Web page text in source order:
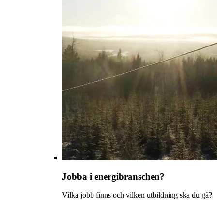
Jobba i energibranschen?
Vilka jobb finns och vilken utbildning ska du gå?